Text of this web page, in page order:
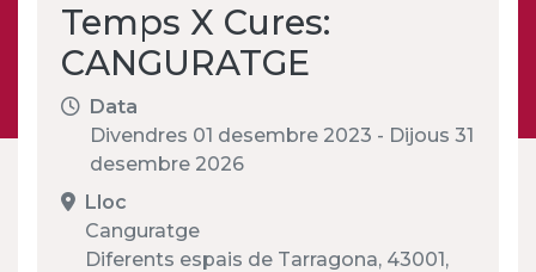
Temps X Cures:
CANGURATGE
Data
Divendres 01 desembre 2023 - Dijous 31
desembre 2026
Lloc
Canguratge
Diferents espais de Tarragona, 43001,